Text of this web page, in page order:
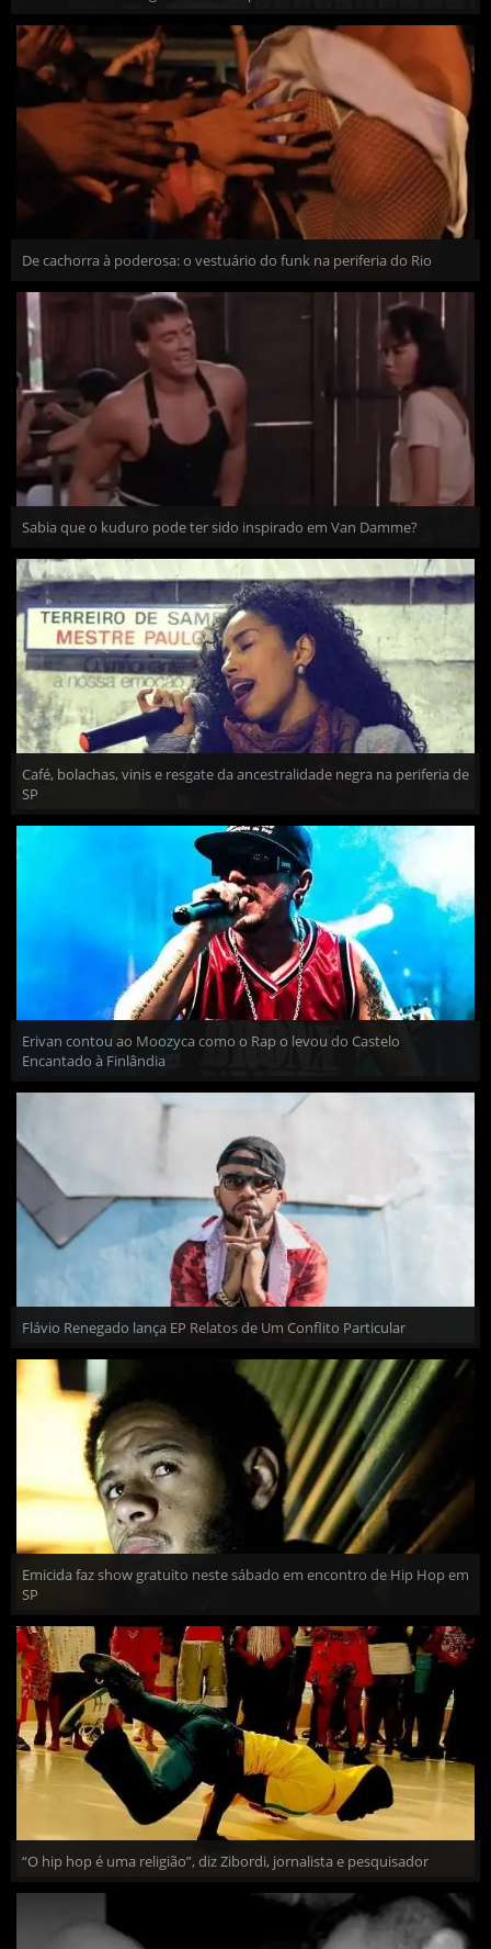
De cachorra à poderosa: o vestuário do funk na periferia do Rio
Sabia que o kuduro pode ter sido inspirado em Van Damme?
Café, bolachas, vinis e resgate da ancestralidade negra na periferia de
SP
Erivan contou ao Moozyca como o Rap o levou do Castelo
Encantado à Finlândia
Flávio Renegado lança EP Relatos de Um Conflito Particular
Emicida faz show gratuito neste sábado em encontro de Hip Hop em
SP
“O hip hop é uma religião”, diz Zibordi, jornalista e pesquisador